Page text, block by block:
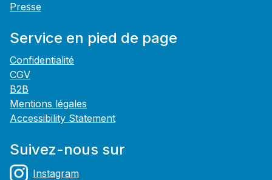
Presse
Service en pied de page
Confidentialité
CGV
B2B
Mentions légales
Accessibility Statement
Suivez-nous sur
Instagram